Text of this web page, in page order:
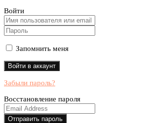
Войти
Запомнить меня
Забыли пароль?
Восстановление пароля